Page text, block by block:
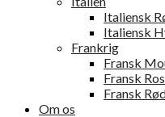
Italiensk
Italiensk
Frankrig
Fransk
Fransk
Fransk
Om os